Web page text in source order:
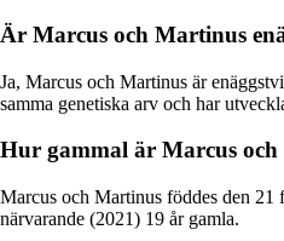
Är Marcus och Martinus
Ja, Marcus och Martinus är
samma genetiska arv och har
Hur gammal är Marcus
Marcus och Martinus föddes den
närvarande (2021) 19 år gamla.